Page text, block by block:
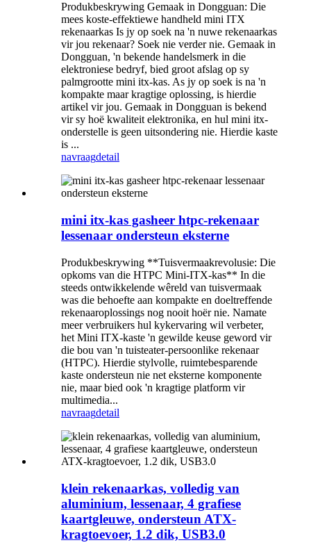
Produkbeskrywing Gemaak in Dongguan: Die
mees koste-effektiewe handheld mini ITX
rekenaarkas Is jy op soek na 'n nuwe rekenaarkas
vir jou rekenaar? Soek nie verder nie. Gemaak in
Dongguan, 'n bekende handelsmerk in die
elektroniese bedryf, bied groot afslag op sy
palmgrootte mini itx-kas. As jy op soek is na 'n
kompakte maar kragtige oplossing, is hierdie
artikel vir jou. Gemaak in Dongguan is bekend
vir sy hoë kwaliteit elektronika, en hul mini itx-
onderstelle is geen uitsondering nie. Hierdie kaste
is ...
navraagdetail
mini itx-kas gasheer htpc-rekenaar
lessenaar ondersteun eksterne
Produkbeskrywing **Tuisvermaakrevolusie: Die
opkoms van die HTPC Mini-ITX-kas** In die
steeds ontwikkelende wêreld van tuisvermaak
was die behoefte aan kompakte en doeltreffende
rekenaaroplossings nog nooit hoër nie. Namate
meer verbruikers hul kykervaring wil verbeter,
het Mini ITX-kaste 'n gewilde keuse geword vir
die bou van 'n tuisteater-persoonlike rekenaar
(HTPC). Hierdie stylvolle, ruimtebesparende
kaste ondersteun nie net eksterne komponente
nie, maar bied ook 'n kragtige platform vir
multimedia...
navraagdetail
klein rekenaarkas, volledig van
aluminium, lessenaar, 4 grafiese
kaartgleuwe, ondersteun ATX-
kragtoevoer, 1.2 dik, USB3.0